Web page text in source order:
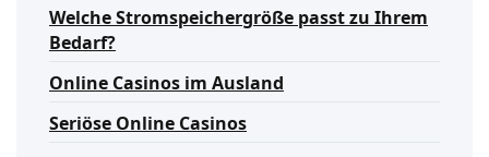
Welche Stromspeichergröße passt zu Ihrem
Bedarf?
Online Casinos im Ausland
Seriöse Online Casinos